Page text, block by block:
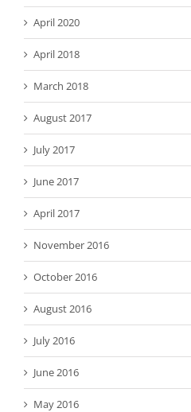
April 2020
April 2018
March 2018
August 2017
July 2017
June 2017
April 2017
November 2016
October 2016
August 2016
July 2016
June 2016
May 2016